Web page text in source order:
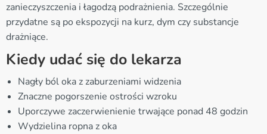
zanieczyszczenia i łagodzą podrażnienia. Szczególnie
przydatne są po ekspozycji na kurz, dym czy substancje
drażniące.
Kiedy udać się do lekarza
Nagły ból oka z zaburzeniami widzenia
Znaczne pogorszenie ostrości wzroku
Uporczywe zaczerwienienie trwające ponad 48 godzin
Wydzielina ropna z oka